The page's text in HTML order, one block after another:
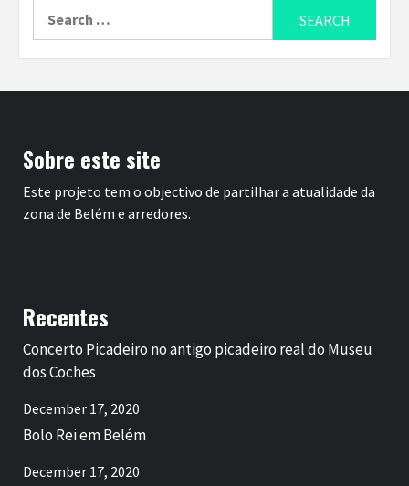
Sobre este site
Este projeto tem o objectivo de partilhar a atualidade da
zona de Belém e arredores.
Recentes
Concerto Picadeiro no antigo picadeiro real do Museu
dos Coches
December 17, 2020
Bolo Rei em Belém
December 17, 2020